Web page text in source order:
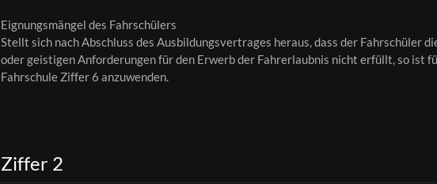
Eignungsmängel des Fahrschülers
Stellt sich nach Abschluss des Ausbildungsvertrages heraus, dass der Fahrschüler
oder geistigen Anforderungen für den Erwerb der Fahrerlaubnis nicht erfüllt, so ist
Fahrschule Ziffer 6 anzuwenden.
Ziffer 2